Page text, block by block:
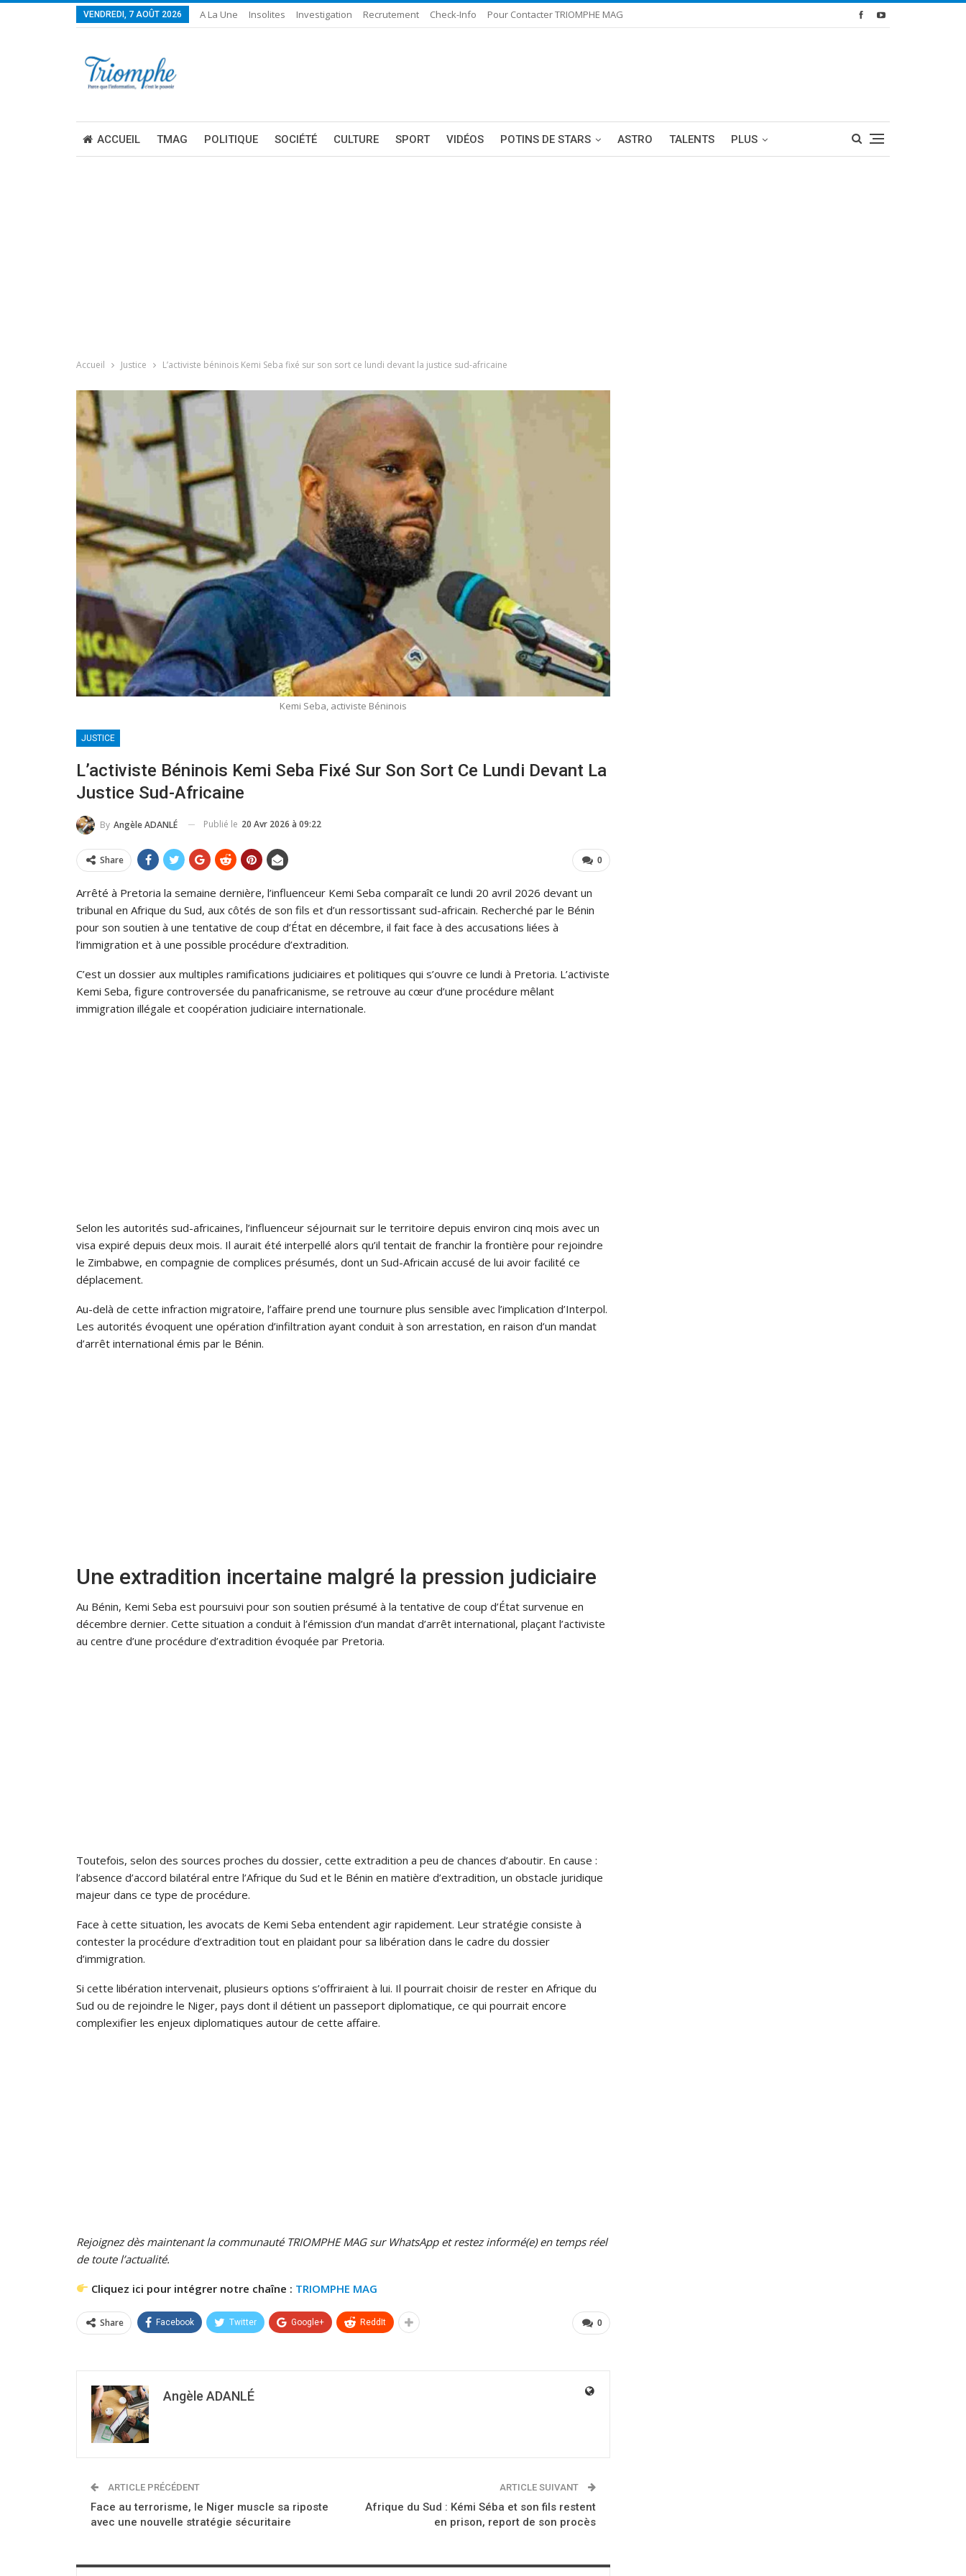
VENDREDI, 7 AOÛT 2026 A La Une Insolites Investigation Recrutement Check-Info Pour Contacter TRIOMPHE MAG
ACCUEIL TMAG POLITIQUE SOCIÉTÉ CULTURE SPORT VIDÉOS POTINS DE STARS ASTRO TALENTS PLUS
Accueil Justice L’activiste béninois Kemi Seba fixé sur son sort ce lundi devant la justice sud-africaine
Kemi Seba, activiste Béninois
JUSTICE
L’activiste Béninois Kemi Seba Fixé Sur Son Sort Ce Lundi Devant La
Justice Sud-Africaine
By Angèle ADANLÉ Publié le 20 Avr 2026 à 09:22
0
Share
Arrêté à Pretoria la semaine dernière, l’influenceur Kemi Seba comparaît ce lundi 20 avril 2026 devant un
tribunal en Afrique du Sud, aux côtés de son fils et d’un ressortissant sud-africain. Recherché par le Bénin
pour son soutien à une tentative de coup d’État en décembre, il fait face à des accusations liées à
l’immigration et à une possible procédure d’extradition.
C’est un dossier aux multiples ramifications judiciaires et politiques qui s’ouvre ce lundi à Pretoria. L’activiste
Kemi Seba, figure controversée du panafricanisme, se retrouve au cœur d’une procédure mêlant
immigration illégale et coopération judiciaire internationale.
Selon les autorités sud-africaines, l’influenceur séjournait sur le territoire depuis environ cinq mois avec un
visa expiré depuis deux mois. Il aurait été interpellé alors qu’il tentait de franchir la frontière pour rejoindre
le Zimbabwe, en compagnie de complices présumés, dont un Sud-Africain accusé de lui avoir facilité ce
déplacement.
Au-delà de cette infraction migratoire, l’affaire prend une tournure plus sensible avec l’implication d’Interpol.
Les autorités évoquent une opération d’infiltration ayant conduit à son arrestation, en raison d’un mandat
d’arrêt international émis par le Bénin.
Une extradition incertaine malgré la pression judiciaire
Au Bénin, Kemi Seba est poursuivi pour son soutien présumé à la tentative de coup d’État survenue en
décembre dernier. Cette situation a conduit à l’émission d’un mandat d’arrêt international, plaçant l’activiste
au centre d’une procédure d’extradition évoquée par Pretoria.
Toutefois, selon des sources proches du dossier, cette extradition a peu de chances d’aboutir. En cause :
l’absence d’accord bilatéral entre l’Afrique du Sud et le Bénin en matière d’extradition, un obstacle juridique
majeur dans ce type de procédure.
Face à cette situation, les avocats de Kemi Seba entendent agir rapidement. Leur stratégie consiste à
contester la procédure d’extradition tout en plaidant pour sa libération dans le cadre du dossier
d’immigration.
Si cette libération intervenait, plusieurs options s’offriraient à lui. Il pourrait choisir de rester en Afrique du
Sud ou de rejoindre le Niger, pays dont il détient un passeport diplomatique, ce qui pourrait encore
complexifier les enjeux diplomatiques autour de cette affaire.
Rejoignez dès maintenant la communauté TRIOMPHE MAG sur WhatsApp et restez informé(e) en temps réel
de toute l’actualité.
Cliquez ici pour intégrer notre chaîne : TRIOMPHE MAG
0
Share Facebook Twitter Google+ ReddIt
Angèle ADANLÉ
ARTICLE PRÉCÉDENT
Face au terrorisme, le Niger muscle sa riposte
avec une nouvelle stratégie sécuritaire
ARTICLE SUIVANT
Afrique du Sud : Kémi Séba et son fils restent
en prison, report de son procès